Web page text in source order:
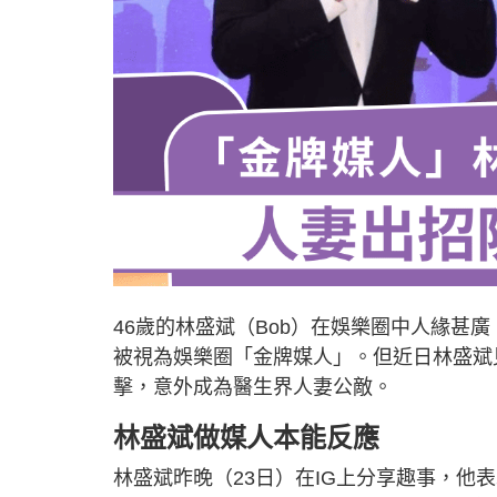
46歲的林盛斌（Bob）在娛樂圈中人緣甚
被視為娛樂圈「金牌媒人」。但近日林盛
擊，意外成為醫生界人妻公敵。
林盛斌做媒人本能反應
林盛斌昨晚（23日）在IG上分享趣事，他